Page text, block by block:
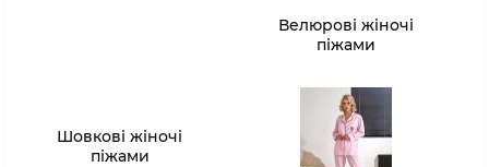
Велюрові жіночі
піжами
Шовкові жіночі
піжами